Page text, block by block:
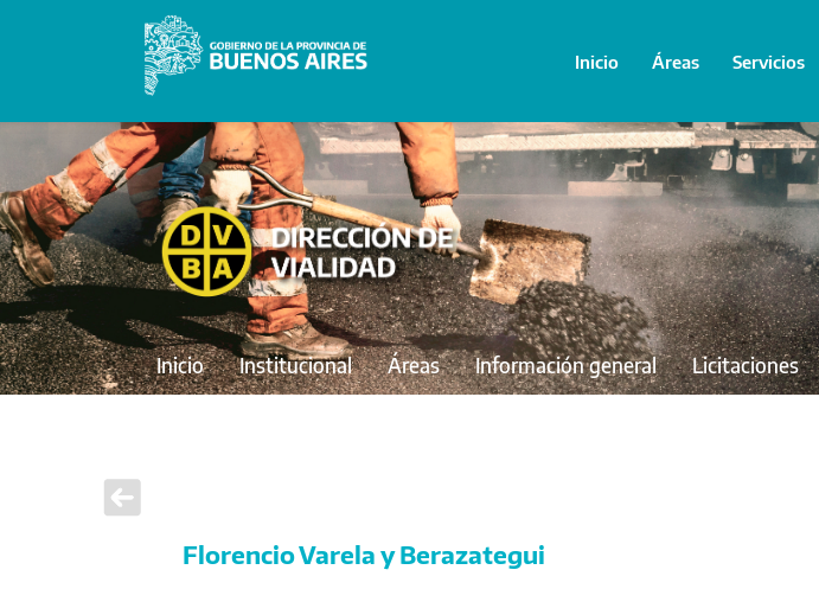
Inicio Áreas Servicios
Inicio Institucional Áreas Información general Licitaciones
Florencio Varela y Berazategui